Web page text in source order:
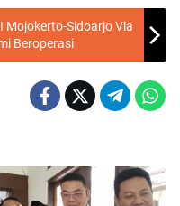
Mojokerto-Sidoarjo Via
Beroperasi